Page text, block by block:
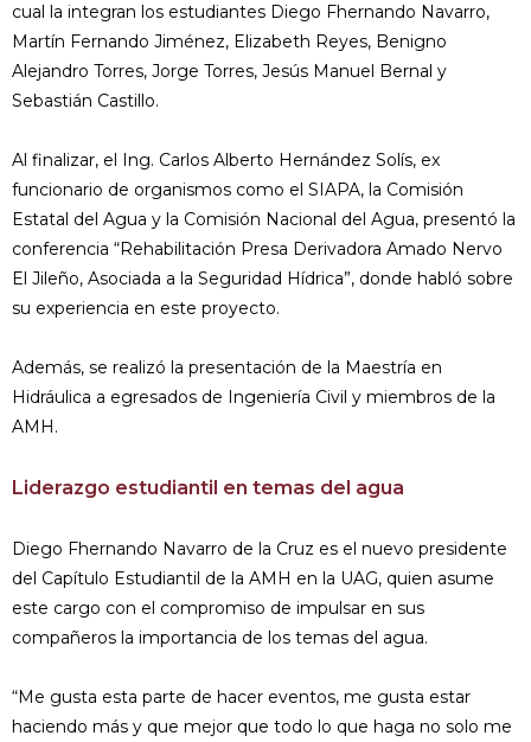
cual la integran los estudiantes Diego Fhernando Navarro,
Martín Fernando Jiménez, Elizabeth Reyes, Benigno
Alejandro Torres, Jorge Torres, Jesús Manuel Bernal y
Sebastián Castillo.
Al finalizar, el Ing. Carlos Alberto Hernández Solís, ex
funcionario de organismos como el SIAPA, la Comisión
Estatal del Agua y la Comisión Nacional del Agua, presentó la
conferencia “Rehabilitación Presa Derivadora Amado Nervo
El Jileño, Asociada a la Seguridad Hídrica”, donde habló sobre
su experiencia en este proyecto.
Además, se realizó la presentación de la Maestría en
Hidráulica a egresados de Ingeniería Civil y miembros de la
AMH.
Liderazgo estudiantil en temas del agua
Diego Fhernando Navarro de la Cruz es el nuevo presidente
del Capítulo Estudiantil de la AMH en la UAG, quien asume
este cargo con el compromiso de impulsar en sus
compañeros la importancia de los temas del agua.
“Me gusta esta parte de hacer eventos, me gusta estar
haciendo más y que mejor que todo lo que haga no solo me